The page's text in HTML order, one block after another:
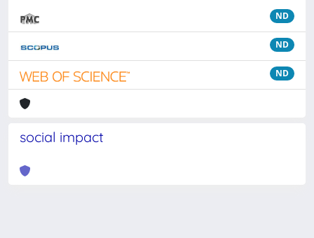
ND
ND
ND
social impact